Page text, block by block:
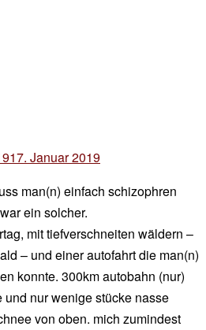
17. Januar 2019
chef
man(n) einfach schizophren
ein solcher.
mit tiefverschneiten wäldern –
– und einer autofahrt die man(n)
konnte. 300km autobahn (nur)
und nur wenige stücke nasse
von oben. mich zumindest